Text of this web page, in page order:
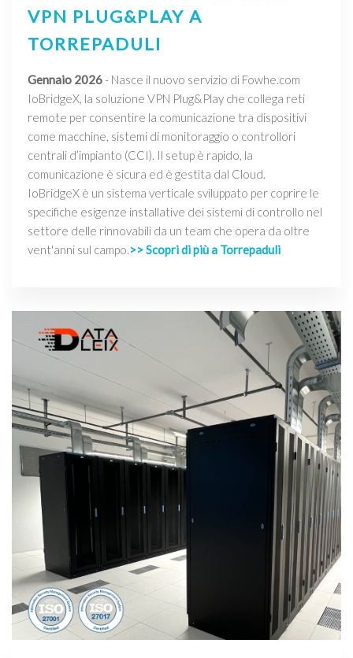
VPN PLUG&PLAY A
TORREPADULI
Gennaio 2026- Nasce il nuovo servizio di Fowhe.com
IoBridgeX, la soluzione VPN Plug&Play che collega reti
remote per consentire la comunicazione tra dispositivi
come macchine, sistemi di monitoraggio o controllori
centrali d’impianto (CCI). Il setup è rapido, la
comunicazione è sicura ed è gestita dal Cloud.
IoBridgeX è un sistema verticale sviluppato per coprire le
specifiche esigenze installative dei sistemi di controllo nel
settore delle rinnovabili da un team che opera da oltre
vent'anni sul campo.>> Scopri di più a Torrepaduli